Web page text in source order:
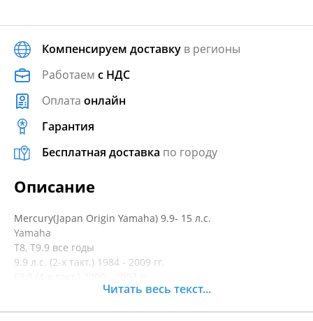
Компенсируем доставку в регионы
Работаем с НДС
Оплата онлайн
Гарантия
Бесплатная доставка по городу
Описание
Mercury(Japan Origin Yamaha) 9.9- 15 л.с.
Yamaha
T8, T9.9 все годы
9.9 л.с. (2-х такт.) 1984 - 2009 гг.
15 л.с. (2-х такт.) 1984 - 2009 гг.
Читать весь текст...